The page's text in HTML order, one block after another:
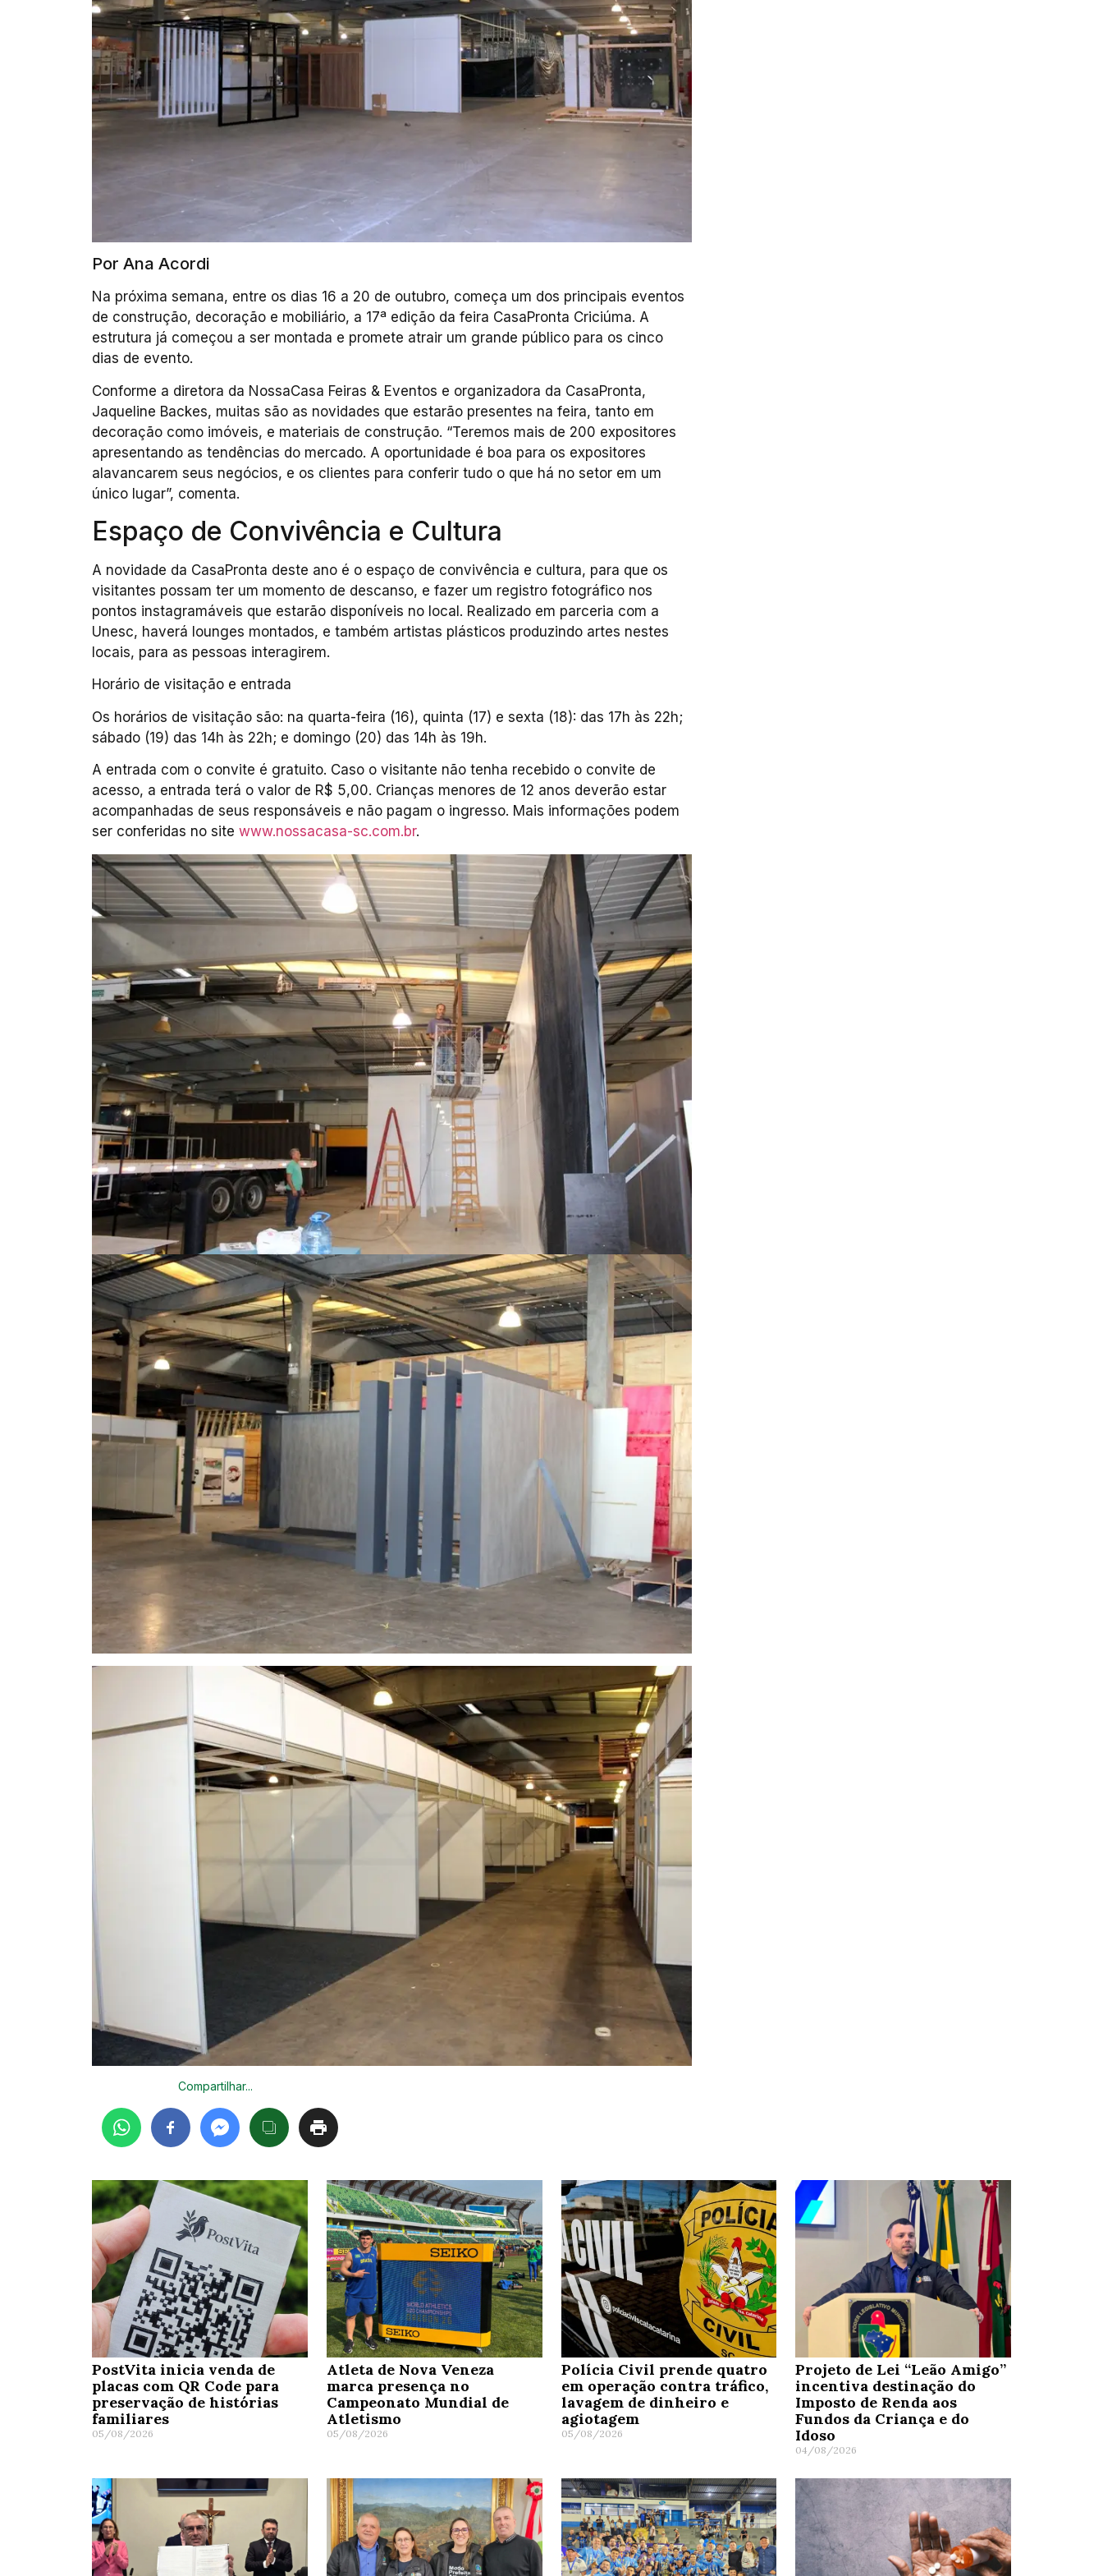
Por Ana Acordi
Na próxima semana, entre os dias 16 a 20 de outubro, começa um dos principais eventos
de construção, decoração e mobiliário, a 17ª edição da feira CasaPronta Criciúma. A
estrutura já começou a ser montada e promete atrair um grande público para os cinco
dias de evento.
Conforme a diretora da NossaCasa Feiras & Eventos e organizadora da CasaPronta,
Jaqueline Backes, muitas são as novidades que estarão presentes na feira, tanto em
decoração como imóveis, e materiais de construção. “Teremos mais de 200 expositores
apresentando as tendências do mercado. A oportunidade é boa para os expositores
alavancarem seus negócios, e os clientes para conferir tudo o que há no setor em um
único lugar”, comenta.
Espaço de Convivência e Cultura
A novidade da CasaPronta deste ano é o espaço de convivência e cultura, para que os
visitantes possam ter um momento de descanso, e fazer um registro fotográfico nos
pontos instagramáveis que estarão disponíveis no local. Realizado em parceria com a
Unesc, haverá lounges montados, e também artistas plásticos produzindo artes nestes
locais, para as pessoas interagirem.
Horário de visitação e entrada
Os horários de visitação são: na quarta-feira (16), quinta (17) e sexta (18): das 17h às 22h;
sábado (19) das 14h às 22h; e domingo (20) das 14h às 19h.
A entrada com o convite é gratuito. Caso o visitante não tenha recebido o convite de
acesso, a entrada terá o valor de R$ 5,00. Crianças menores de 12 anos deverão estar
acompanhadas de seus responsáveis e não pagam o ingresso. Mais informações podem
ser conferidas no site www.nossacasa-sc.com.br.
Compartilhar...
PostVita inicia venda de
placas com QR Code para
preservação de histórias
familiares
05/08/2026
Atleta de Nova Veneza
marca presença no
Campeonato Mundial de
Atletismo
05/08/2026
Polícia Civil prende quatro
em operação contra tráfico,
lavagem de dinheiro e
agiotagem
05/08/2026
Projeto de Lei “Leão Amigo”
incentiva destinação do
Imposto de Renda aos
Fundos da Criança e do
Idoso
04/08/2026